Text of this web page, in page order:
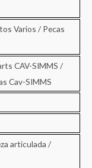
Varios / Pecas
CAV-SIMMS /
Cav-SIMMS
articulada /